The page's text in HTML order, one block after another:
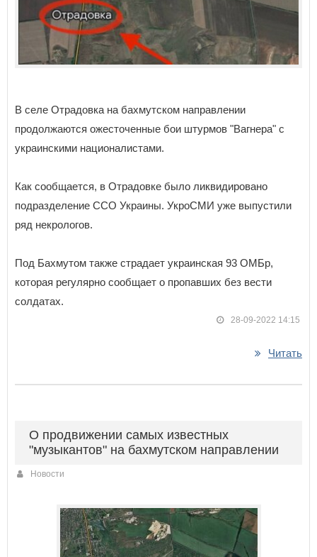
В селе Отрадовка на бахмутском направлении
продолжаются ожесточенные бои штурмов "Вагнера" с
украинскими националистами.
Как сообщается, в Отрадовке было ликвидировано
подразделение ССО Украины. УкроСМИ уже выпустили
ряд некрологов.
Под Бахмутом также страдает украинская 93 ОМБр,
которая регулярно сообщает о пропавших без вести
солдатах.
28-09-2022 14:15
Читать
О продвижении самых известных
"музыкантов" на бахмутском направлении
Новости